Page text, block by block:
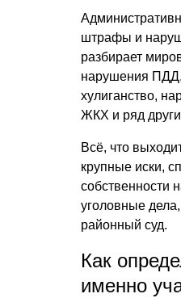
штрафы и
разбирает
нарушения
хулиганство,
ЖКХ и ряд
Всё, что
крупные иски,
собственности
уголовные
районный суд.
Как
именно